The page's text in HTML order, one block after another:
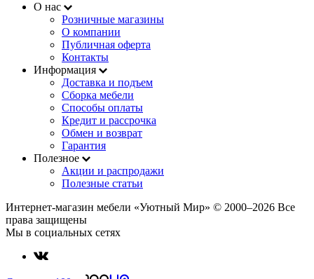
О нас
Розничные магазины
О компании
Публичная оферта
Контакты
Информация
Доставка и подъем
Сборка мебели
Способы оплаты
Кредит и рассрочка
Обмен и возврат
Гарантия
Полезное
Акции и распродажи
Полезные статьи
Интернет-магазин мебели «Уютный Мир» © 2000‒2026 Все
права защищены
Мы в социальных сетях